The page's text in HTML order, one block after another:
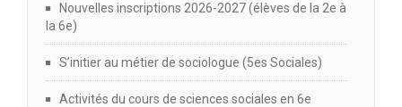
Nouvelles inscriptions 2026-2027 (élèves de la 2e à
la 6e)
S’initier au métier de sociologue (5es Sociales)
Activités du cours de sciences sociales en 6e